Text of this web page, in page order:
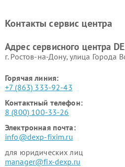
Ремонт серверов DEXP
Контакты сервис центра
Адрес сервисного центра
г. Ростов-на-Дону, улица Города
Горячая линия:
+7 (863) 333-92-43
Контактный телефон:
8 (800) 100-33-26
Электронная почта:
info@dexp-fixim.ru
для юридических лиц
manager@fix-dexp.ru